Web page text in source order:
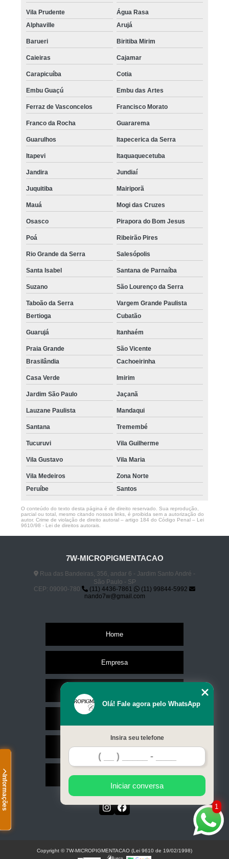
Informações
Vila Prudente
Água Rasa
Alphaville
Arujá
Barueri Biritiba Mirim
Caieiras Cajamar
Carapicuíba Cotia
Embu Guaçú Embu das Artes
Ferraz de Vasconcelos Francisco Morato
Franco da Rocha Guararema
Guarulhos Itapecerica da Serra
Itapevi Itaquaquecetuba
Jandira Jundiaí
Juquitiba Mairiporã
Mauá Mogi das Cruzes
Osasco Pirapora do Bom Jesus
Poá Ribeirão Pires
Rio Grande da Serra Salesópolis
Santa Isabel Santana de Parnaíba
Suzano São Lourenço da Serra
Taboão da Serra
Vargem Grande Paulista
Bertioga
Cubatão
Guarujá Itanhaém
Praia Grande
São Vicente
Brasilândia
Cachoeirinha
Casa Verde Imirim
Jardim São Paulo Jaçanã
Lauzane Paulista Mandaqui
Santana Tremembé
Tucuruvi Vila Guilherme
Vila Gustavo Vila Maria
Vila Medeiros
Zona Norte
Peruíbe
Santos
O conteúdo do texto desta página é de direito reservado. Sua reprodução,
parcial ou total, mesmo citando nossos links, é proibida sem a autorização do
autor. Crime de violação de direito autoral – artigo 184 do Código Penal – Lei
9610/98 - Lei de direitos autorais
7W-MICROPIGMENTACAO
Rua das Bandeiras, 356, andar 6 - Jardim Santo André -
São Paulo - SP
CEP: 09090-780
(11) 4436-7861
(11) 99844-5992
nando7w@gmail.com
Home
Empresa
Contato
Mapa do site
1
Olá! Fale agora pelo WhatsApp
Insira seu telefone
Iniciar conversa
Copyright © 7W-MICROPIGMENTACAO (Lei 9610 de 19/02/1998)